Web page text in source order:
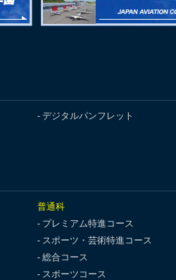
デジタルパンフレット
普通科
プレミアム特進コース
スポーツ・芸術特進コース
総合コース
スポーツコース